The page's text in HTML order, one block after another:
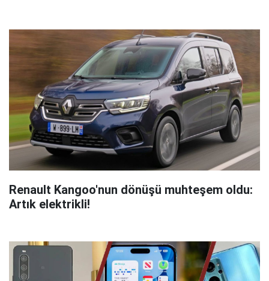
Renault Kangoo'nun dönüşü muhteşem oldu:
Artık elektrikli!